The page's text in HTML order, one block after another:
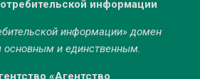
информации
информации» домен
основным и единственным.
«Агентство